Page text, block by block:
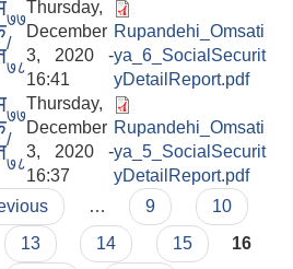
७७
/
७८
Thursday,
December
3, 2020 -
16:41
Rupandehi_Omsati
ya_6_SocialSecurit
yDetailReport.pdf
७७
/
७८
Thursday,
December
3, 2020 -
16:37
Rupandehi_Omsati
ya_5_SocialSecurit
yDetailReport.pdf
… 9
10
13 14 15
16